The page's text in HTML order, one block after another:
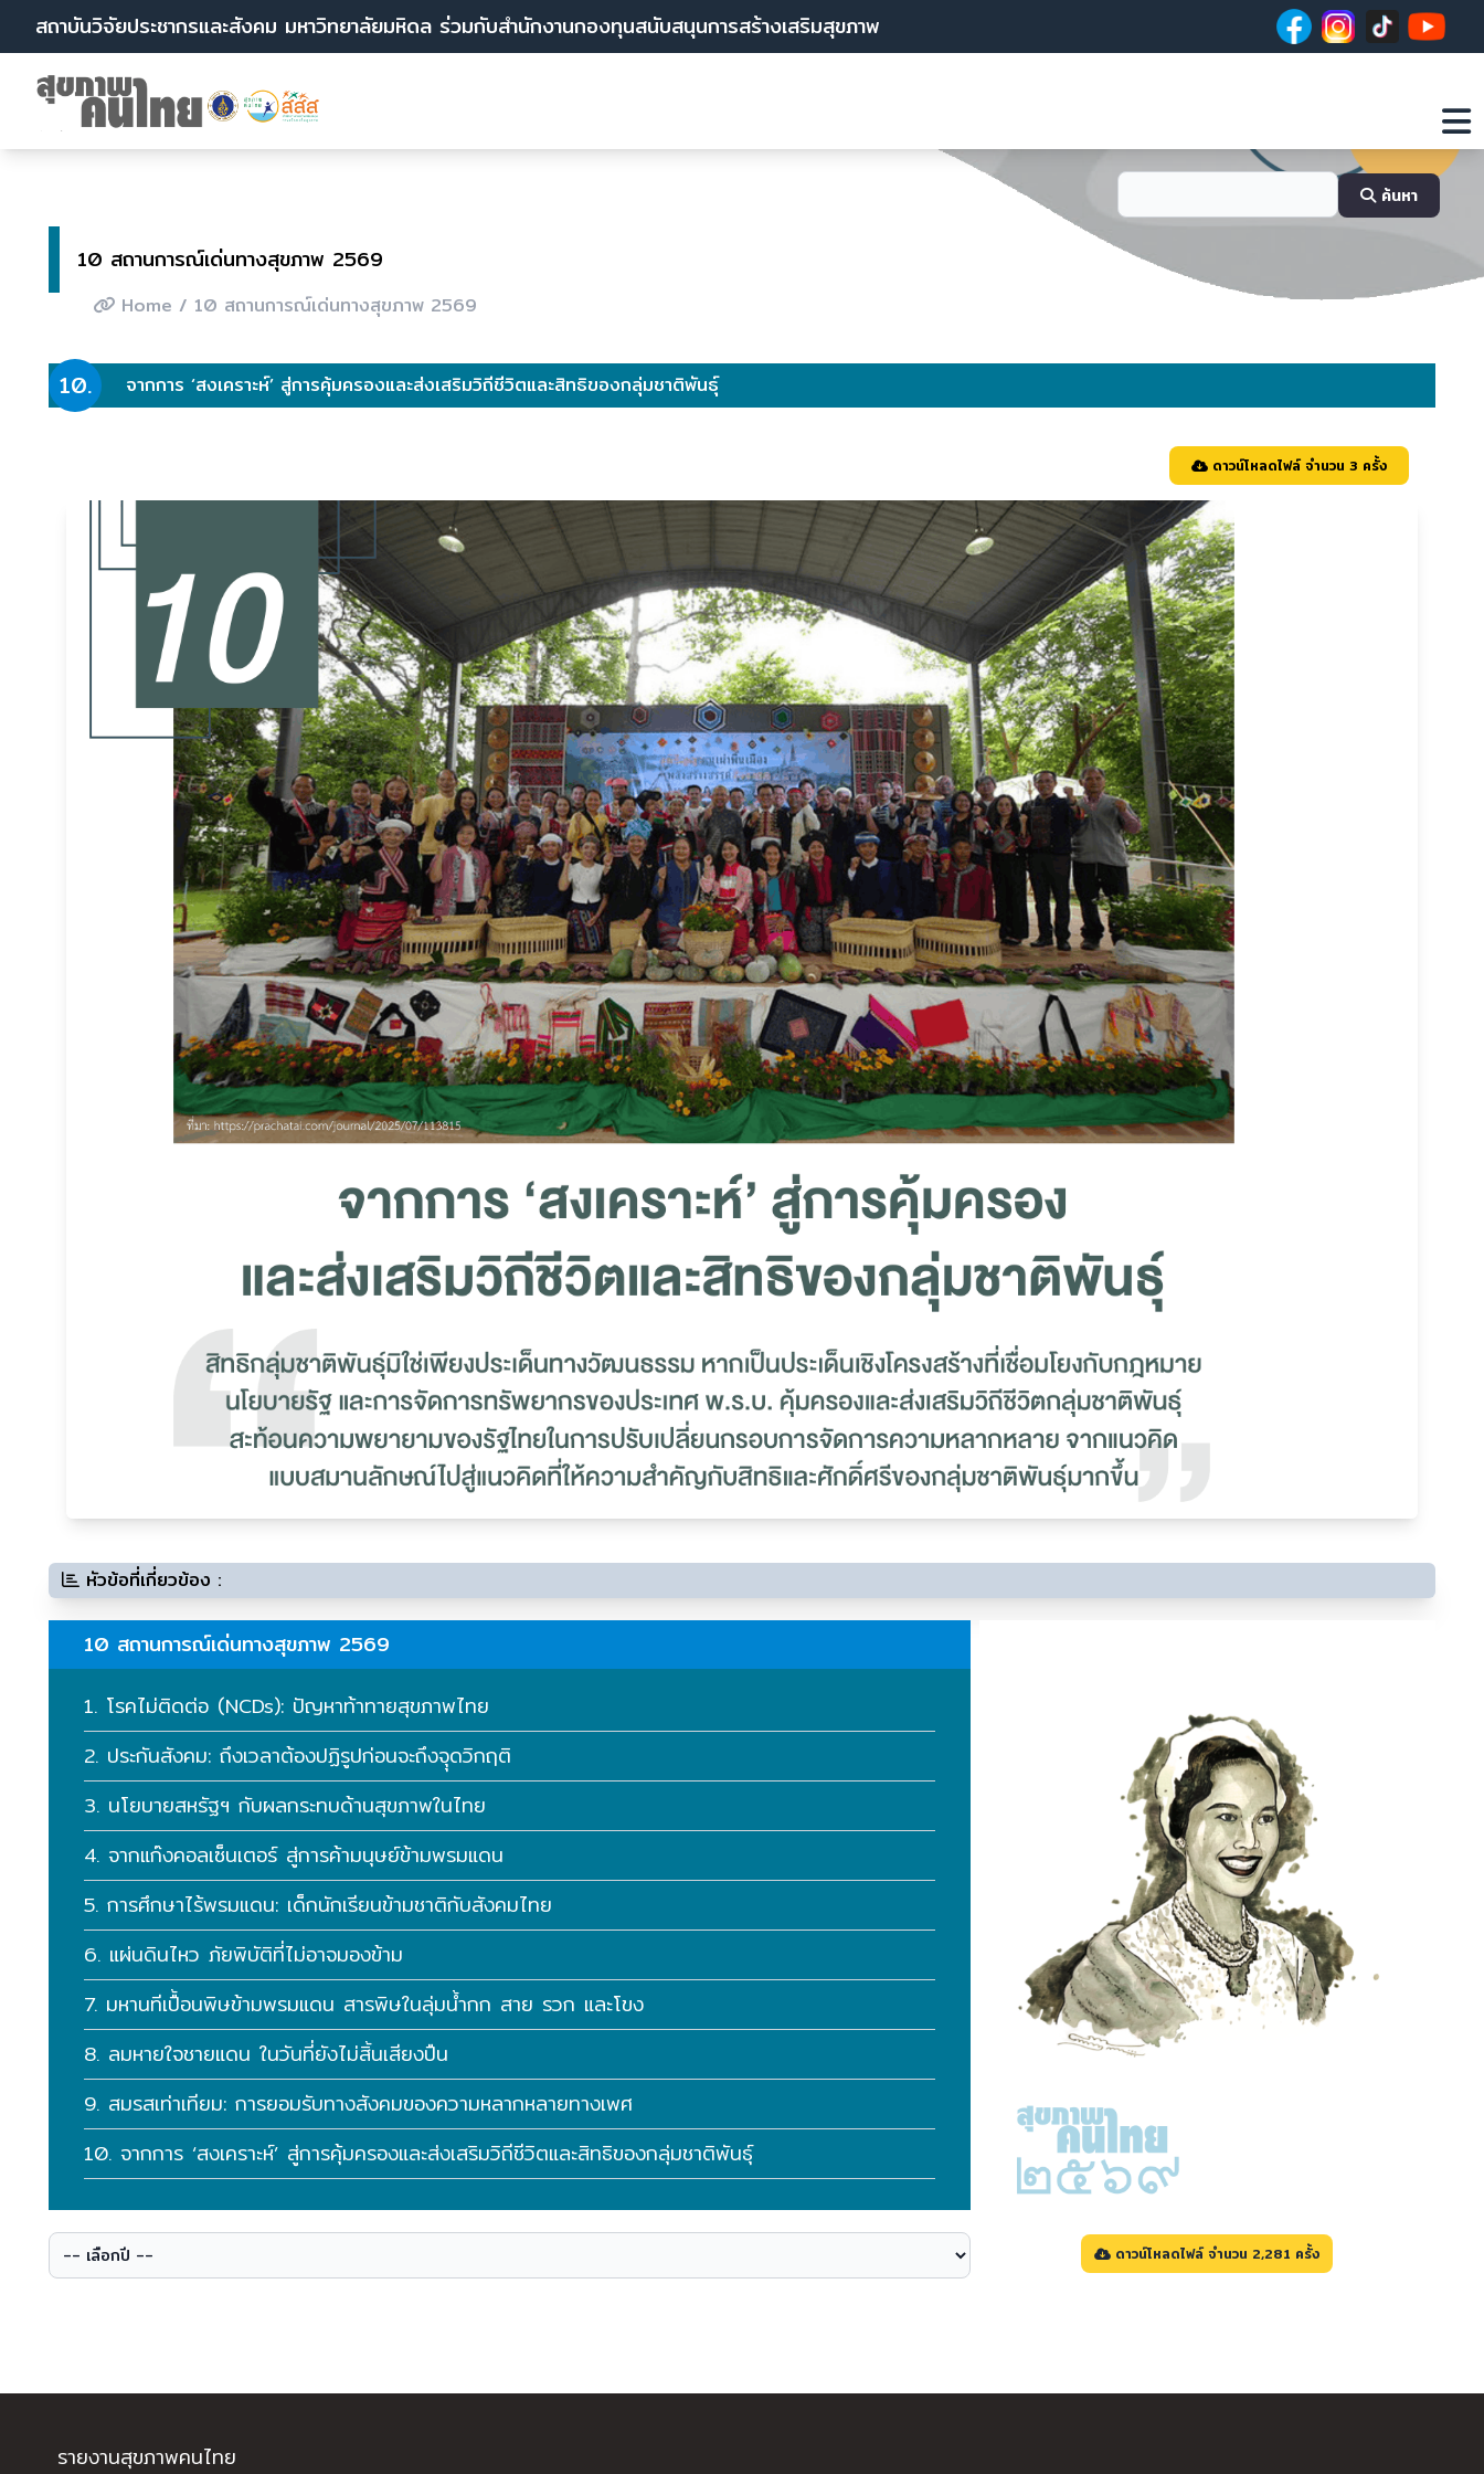
สถาบันวิจัยประชากรและสังคม มหาวิทยาลัยมหิดล ร่วมกับสำนักงานกองทุนสนับสนุนการสร้างเสริมสุขภาพ
ค้นหา
10 สถานการณ์เด่นทางสุขภาพ 2569
Home / 10 สถานการณ์เด่นทางสุขภาพ 2569
10. จากการ ‘สงเคราะห์’ สู่การคุ้มครองและส่งเสริมวิถีชีวิตและสิทธิของกลุ่มชาติพันธุ์
ดาวน์โหลดไฟล์ จำนวน 3 ครั้ง
หัวข้อที่เกี่ยวข้อง :
10 สถานการณ์เด่นทางสุขภาพ 2569
1. โรคไม่ติดต่อ (NCDs): ปัญหาท้าทายสุขภาพไทย
2. ประกันสังคม: ถึงเวลาต้องปฏิรูปก่อนจะถึงจุุดวิกฤติ
3. นโยบายสหรัฐฯ กับผลกระทบด้านสุขภาพในไทย
4. จากแก๊งคอลเซ็นเตอร์ สู่การค้ามนุษย์ข้ามพรมแดน
5. การศึกษาไร้พรมแดน: เด็กนักเรียนข้ามชาติกับสังคมไทย
6. แผ่นดินไหว ภัยพิบัติที่ไม่อาจมองข้าม
7. มหานทีเปื้อนพิษข้ามพรมแดน สารพิษในลุ่มน้ํากก สาย รวก และโขง
8. ลมหายใจชายแดน ในวันที่ยังไม่สิ้นเสียงปืน
9. สมรสเท่าเทียม: การยอมรับทางสังคมของความหลากหลายทางเพศ
10. จากการ ‘สงเคราะห์’ สู่การคุ้มครองและส่งเสริมวิถีชีวิตและสิทธิของกลุ่มชาติพันธุ์
ดาวน์โหลดไฟล์ จำนวน 2,281 ครั้ง
รายงานสุขภาพคนไทย